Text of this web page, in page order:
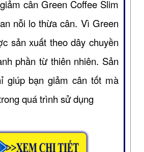
cân Green Coffee Slim
nỗi lo thừa cân. Vì Green
sản xuất theo dây chuyền
phần từ thiên nhiên. Sản
giúp bạn giảm cân tốt mà
quá trình sử dụng